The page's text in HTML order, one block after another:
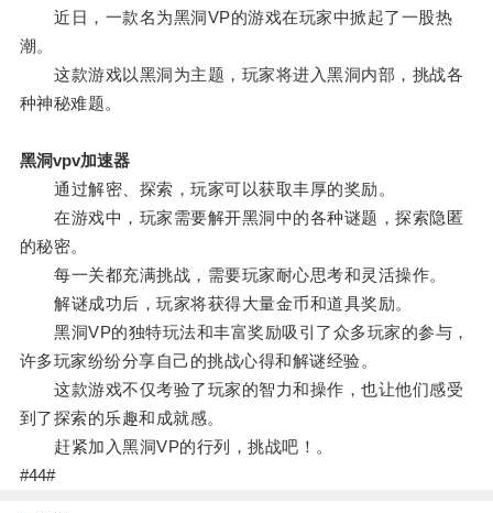
近日，一款名为黑洞VP的游戏在玩家中掀起了一股热
潮。
这款游戏以黑洞为主题，玩家将进入黑洞内部，挑战各
种神秘难题。
黑洞vpv加速器
通过解密、探索，玩家可以获取丰厚的奖励。
在游戏中，玩家需要解开黑洞中的各种谜题，探索隐匿
的秘密。
每一关都充满挑战，需要玩家耐心思考和灵活操作。
解谜成功后，玩家将获得大量金币和道具奖励。
黑洞VP的独特玩法和丰富奖励吸引了众多玩家的参与，
许多玩家纷纷分享自己的挑战心得和解谜经验。
这款游戏不仅考验了玩家的智力和操作，也让他们感受
到了探索的乐趣和成就感。
赶紧加入黑洞VP的行列，挑战吧！。
#44#